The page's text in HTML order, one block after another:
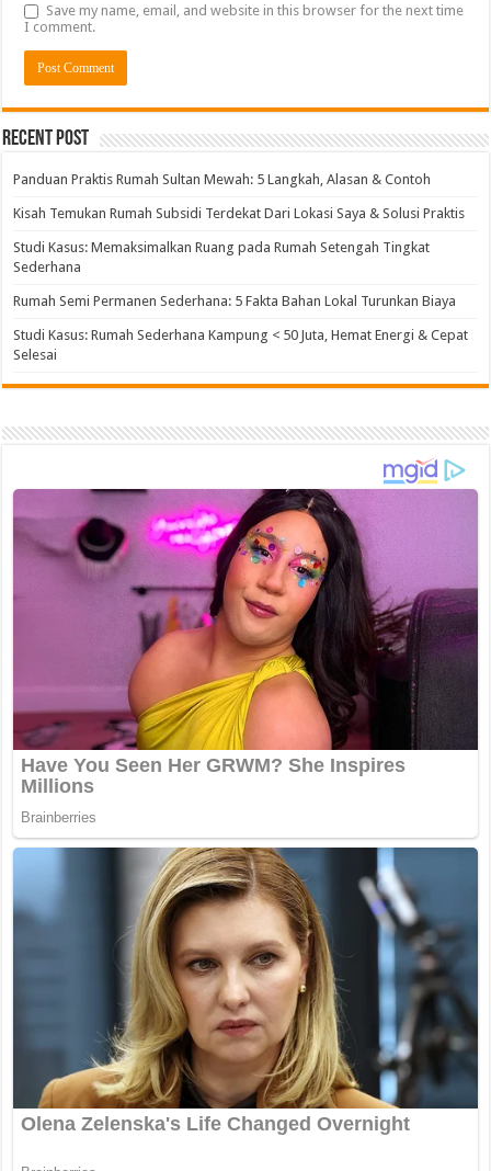
Save my name, email, and website in this browser for the next time
I comment.
Alternative:
Recent Post
Panduan Praktis Rumah Sultan Mewah: 5 Langkah, Alasan & Contoh
Kisah Temukan Rumah Subsidi Terdekat Dari Lokasi Saya & Solusi Praktis
Studi Kasus: Memaksimalkan Ruang pada Rumah Setengah Tingkat
Sederhana
Rumah Semi Permanen Sederhana: 5 Fakta Bahan Lokal Turunkan Biaya
Studi Kasus: Rumah Sederhana Kampung < 50 Juta, Hemat Energi & Cepat
Selesai